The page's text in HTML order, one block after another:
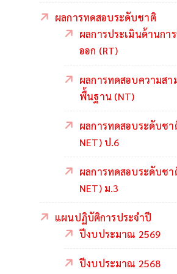
ผลการทดสอบระดับชาติ
ผลการประเมินด้านกา
ออก (RT)
ผลการทดสอบความสา
พื้นฐาน (NT)
ผลการทดสอบระดับชา
NET) ป.6
ผลการทดสอบระดับชา
NET) ม.3
แผนปฏิบัติการประจำปี
ปีงบประมาณ 2569
ปีงบประมาณ 2568